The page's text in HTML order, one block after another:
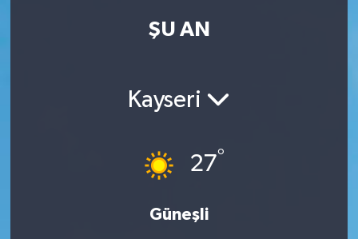
ŞU AN
Kayseri
27°
Güneşli